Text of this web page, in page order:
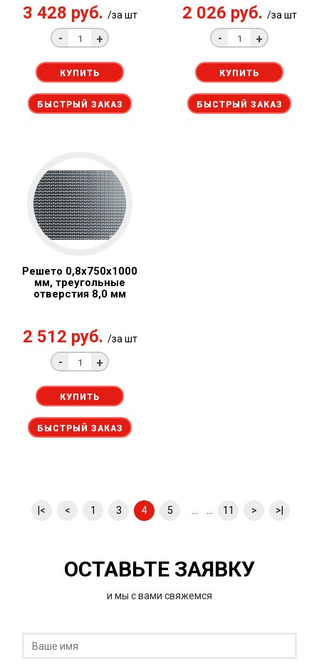
3 428 руб. /за шт
- +
КУПИТЬ
БЫСТРЫЙ ЗАКАЗ
2 026 руб. /за шт
- +
КУПИТЬ
БЫСТРЫЙ ЗАКАЗ
Решето 0,8x750х1000
мм, треугольные
отверстия 8,0 мм
2 512 руб. /за шт
- +
КУПИТЬ
БЫСТРЫЙ ЗАКАЗ
|< < 1 3 4 5 ... ... 11 > >|
ОСТАВЬТЕ ЗАЯВКУ
и мы с вами свяжемся